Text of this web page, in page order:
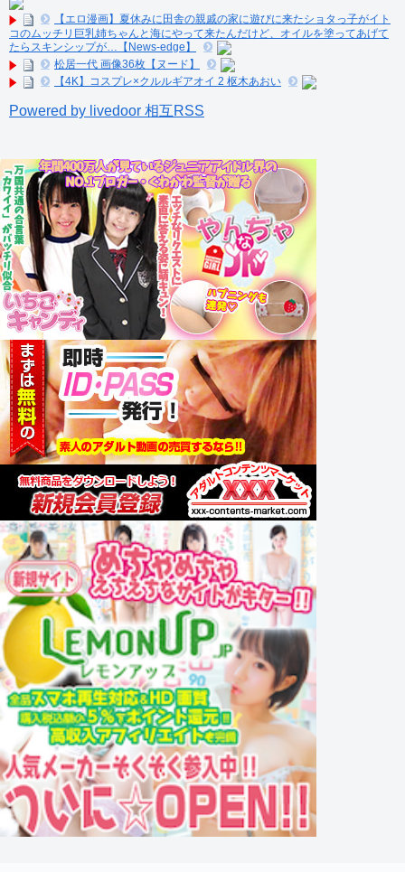
【エロ漫画】夏休みに田舎の親戚の家に遊びに来たショタっ子がイト
コのムッチリ巨乳姉ちゃんと海にやって来たんだけど、オイルを塗ってあげて
たらスキンシップが…【News-edge】
松居一代 画像36枚【ヌード】
【4K】コスプレ×クルルギアオイ 2 枢木あおい
Powered by livedoor 相互RSS